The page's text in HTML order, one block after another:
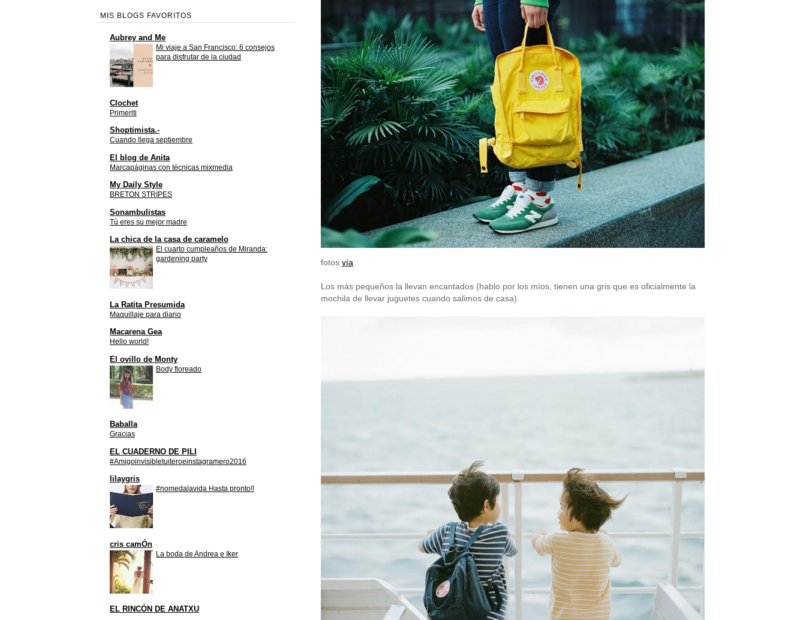
fotos vía
Los más pequeños la llevan encantados (hablo por los míos, tienen una gris que es oficialmente la
mochila de llevar juguetes cuando salimos de casa)
MIS BLOGS FAVORITOS
Aubrey and Me
Mi viaje a San Francisco: 6 consejos
para disfrutar de la ciudad
Clochet
Primeriti
Shoptimista.-
Cuando llega septiembre
El blog de Anita
Marcapáginas con técnicas mixmedia
My Daily Style
BRETON STRIPES
Sonambulistas
Tú eres su mejor madre
La chica de la casa de caramelo
El cuarto cumpleaños de Miranda:
gardening party
La Ratita Presumida
Maquillaje para diario
Macarena Gea
Hello world!
El ovillo de Monty
Body floreado
Baballa
Gracias
EL CUADERNO DE PILI
#Amigoinvisibletuiteroeinstagramero2016
lilaygris
#nomedalavida Hasta pronto!!
cris camÓn
La boda de Andrea e Iker
EL RINCÓN DE ANATXU